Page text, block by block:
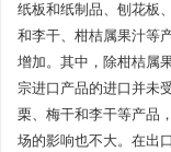
纸板和纸制品、刨花板
和李干、柑桔属果汁等
增加。其中，除柑桔属
宗进口产品的进口并未
栗、梅干和李干等产品
场的影响也不大。在出